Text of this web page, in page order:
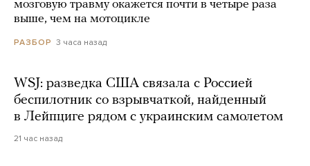
мозговую травму окажется почти в четыре раза
выше, чем на мотоцикле
РАЗБОР 3 часа назад
WSJ: разведка США связала с Россией
беспилотник со взрывчаткой, найденный
в Лейпциге рядом с украинским самолетом
21 час назад